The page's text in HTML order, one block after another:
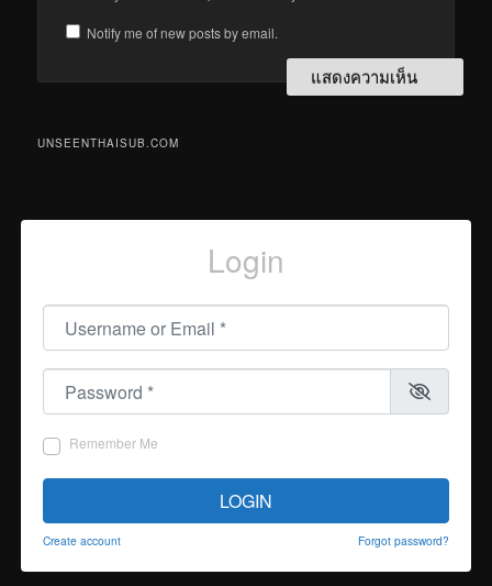
Notify me of new posts by email.
UNSEENTHAISUB.COM
Login
Username or Email
Password
Remember Me
LOGIN
Create account Forgot password?